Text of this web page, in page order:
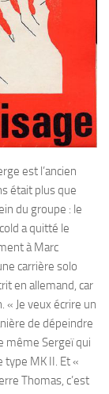
est l’ancien
était plus que
du groupe : le
a quitté le
à Marc
carrière solo
en allemand, car
« Je veux écrire un
de dépeindre
même Sergeï qui
type MK II. Et «
Thomas, c’est